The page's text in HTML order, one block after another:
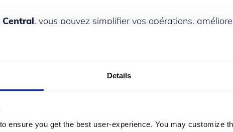
Details
ensure you get the best user-experience. You may customize
Central, vous pouvez simplifier vos opérations,
vous cherchiez à optimiser votre chaîne
fournit les outils nécessaires à votre réussite.
automatisations, notamment avec Copilot, vous
produits et la gestion des stocks, libérant ainsi du